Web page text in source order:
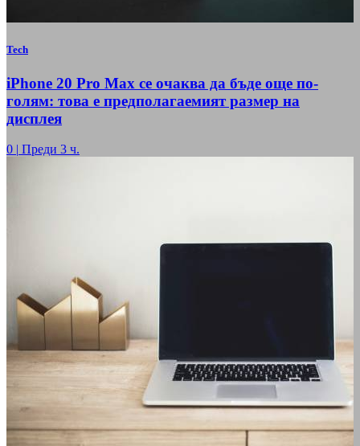
Tech
iPhone 20 Pro Max се очаква да бъде още по-
голям: това е предполагаемият размер на
дисплея
0 | Преди 3 ч.